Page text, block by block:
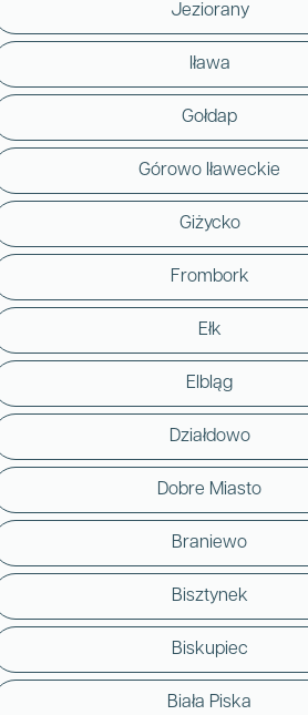
Jeziorany
Iława
Gołdap
Górowo Iławeckie
Giżycko
Frombork
Ełk
Elbląg
Działdowo
Dobre Miasto
Braniewo
Bisztynek
Biskupiec
Biała Piska